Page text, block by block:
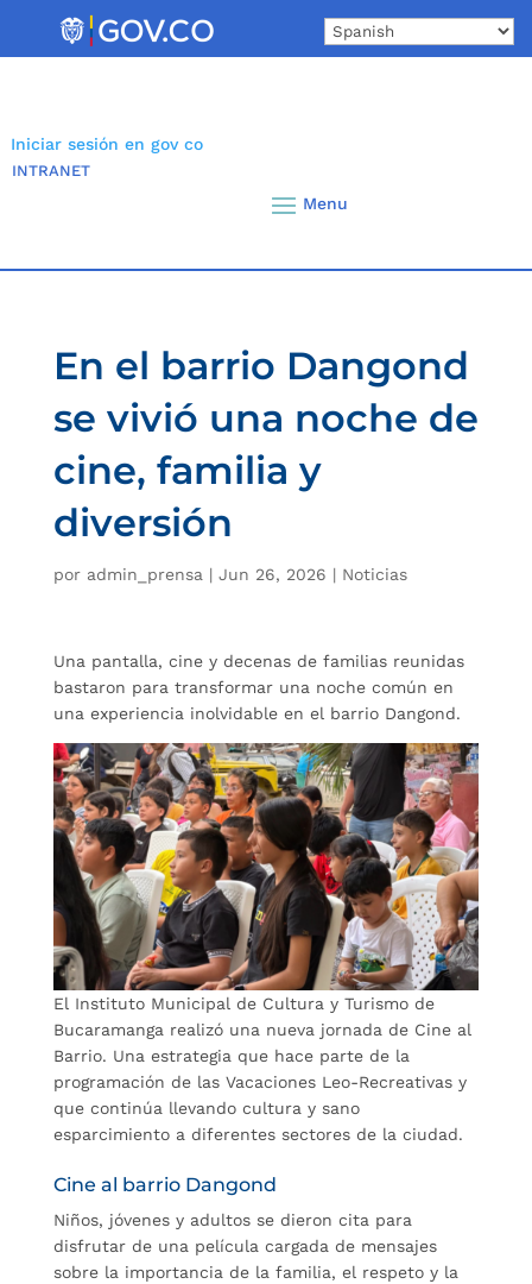
Iniciar sesión en gov co
INTRANET
En el barrio Dangond
se vivió una noche de
cine, familia y
diversión
por admin_prensa | Jun 26, 2026 | Noticias
Una pantalla, cine y decenas de familias reunidas
bastaron para transformar una noche común en
una experiencia inolvidable en el barrio Dangond.
El Instituto Municipal de Cultura y Turismo de
Bucaramanga realizó una nueva jornada de Cine al
Barrio. Una estrategia que hace parte de la
programación de las Vacaciones Leo-Recreativas y
que continúa llevando cultura y sano
esparcimiento a diferentes sectores de la ciudad.
Cine al barrio Dangond
Niños, jóvenes y adultos se dieron cita para
disfrutar de una película cargada de mensajes
sobre la importancia de la familia, el respeto y la